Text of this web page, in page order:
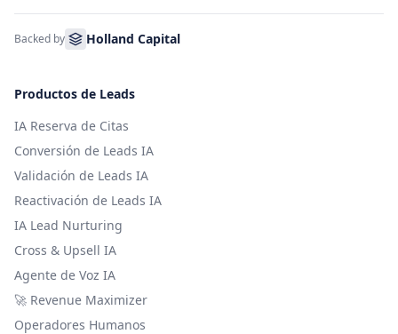
Backed by Holland Capital
Productos de Leads
IA Reserva de Citas
Conversión de Leads IA
Validación de Leads IA
Reactivación de Leads IA
IA Lead Nurturing
Cross & Upsell IA
Agente de Voz IA
🚀 Revenue Maximizer
Operadores Humanos